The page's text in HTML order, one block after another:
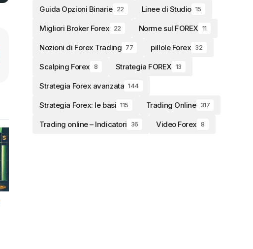
Guida Opzioni Binarie 22 Linee di Studio 15
Migliori Broker Forex 22 Norme sul FOREX 11
Nozioni di Forex Trading 77 pillole Forex 32
Scalping Forex 8 Strategia FOREX 13
Strategia Forex avanzata 144
Strategia Forex: le basi 115 Trading Online 317
Trading online – Indicatori 36 Video Forex 8